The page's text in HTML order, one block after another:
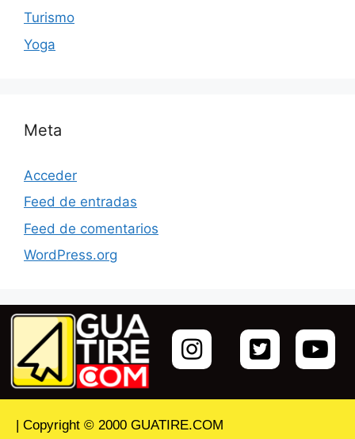
Turismo
Yoga
Meta
Acceder
Feed de entradas
Feed de comentarios
WordPress.org
| Copyright © 2000 GUATIRE.COM